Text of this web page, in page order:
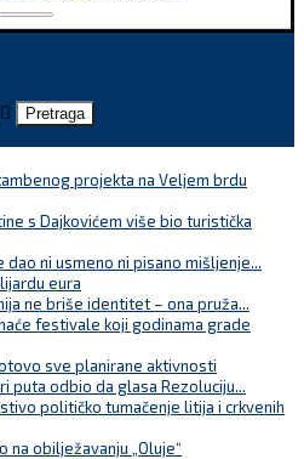
Pretraga
projekta na Veljem brdu
s Dajkovićem više bio turistička
dao ni usmeno ni pisano mišljenje...
eura
ne briše identitet – ona pruža...
festivale koji godinama grade
sve planirane aktivnosti
puta odbio da glasa Rezoluciju...
političko tumačenje litija i crkvenih
na obilježavanju „Oluje“